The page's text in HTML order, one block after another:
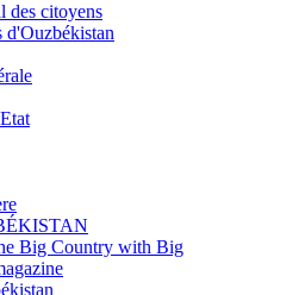
des citoyens
d'Ouzbékistan
Big Country with Big